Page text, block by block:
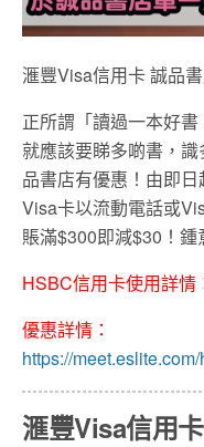
滙豐Visa信用卡 誠品
正所謂「讀過一本好
就應該要睇多啲書，
品書店有優惠！由即
Visa卡以流動電話或
賬滿$300即減$30！鍾
HSBC信用卡使用詳情
優惠詳情：
https://
滙豐Visa信用